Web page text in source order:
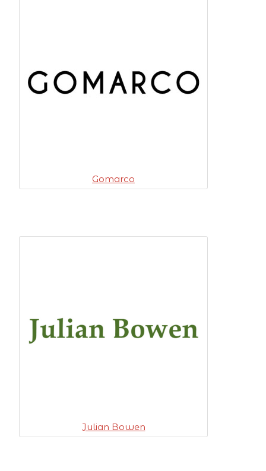
Gomarco
Julian Bowen